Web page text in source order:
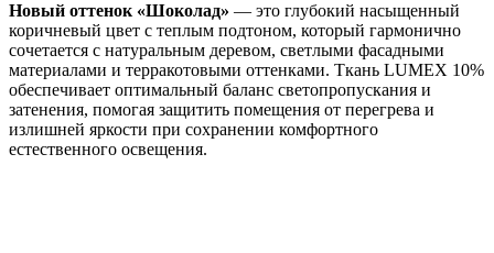
Новый оттенок «Шоколад» — это глубокий насыщенный
коричневый цвет с теплым подтоном, который гармонично
сочетается с натуральным деревом, светлыми фасадными
материалами и терракотовыми оттенками. Ткань LUMEX 10%
обеспечивает оптимальный баланс светопропускания и
затенения, помогая защитить помещения от перегрева и
излишней яркости при сохранении комфортного
естественного освещения.